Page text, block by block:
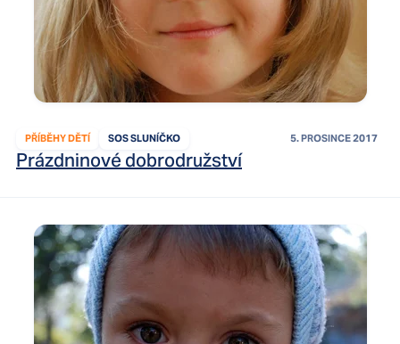
PŘÍBĚHY DĚTÍ SOS SLUNÍČKO 5. PROSINCE 2017
Prázdninové dobrodružství